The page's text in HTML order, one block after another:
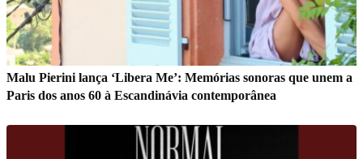
Malu Pierini lança ‘Libera Me’: Memórias sonoras que unem a
Paris dos anos 60 à Escandinávia contemporânea